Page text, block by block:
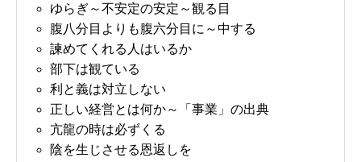
ゆらぎ～不安定の安定～観る目
腹八分目よりも腹六分目に～中する
諫めてくれる人はいるか
部下は観ている
利と義は対立しない
正しい経営とは何か～「事業」の出典
亢龍の時は必ずくる
陰を生じさせる恩返しを